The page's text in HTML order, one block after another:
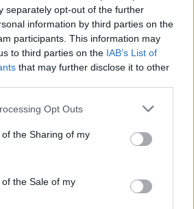
separately opt-out of the further
information by third parties on the
participants. This information may
to third parties on the IAB’s List of
that may further disclose it to other
app uses one or more Google
or usage behaviour. You may click to
to Google and its third-party tags to
specified purposes in below Google
Opt Outs
the Sharing of my
the Sale of my
alakíthatnak ki.”
negatívan hatnak az
azonban tudatosítani, hogy
a sikereit és a jól sikerült
teljesen kivonulnak a
mert túl nyomasztónak
A közösségi médiában
képekkel találkozunk, ami
értékeléstől való félelmet –
szereplésekhez.